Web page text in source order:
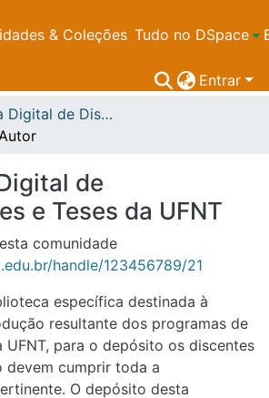
& Coleções Tudo no DSpace
Entrar
Biblioteca Digital de Dissertações e Teses da UFNT
de
e Teses da UFNT
comunidade
handle/123456789/21
específica destinada à
resultante dos programas de
UFNT, para o depósito os discentes
devem cumprir toda a
O depósito desta